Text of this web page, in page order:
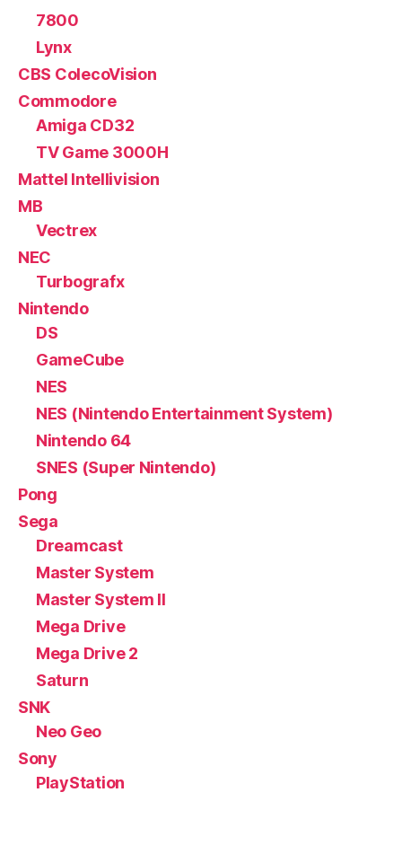
7800
Lynx
CBS ColecoVision
Commodore
Amiga CD32
TV Game 3000H
Mattel Intellivision
MB
Vectrex
NEC
Turbografx
Nintendo
DS
GameCube
NES
NES (Nintendo Entertainment System)
Nintendo 64
SNES (Super Nintendo)
Pong
Sega
Dreamcast
Master System
Master System II
Mega Drive
Mega Drive 2
Saturn
SNK
Neo Geo
Sony
PlayStation